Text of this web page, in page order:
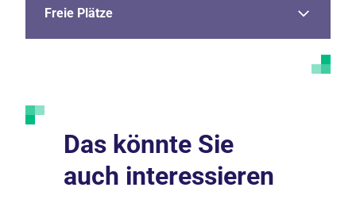
Freie Plätze
Das könnte Sie
auch interessieren